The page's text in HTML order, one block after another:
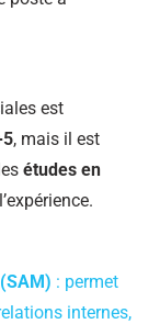
est
, mais il est
études en
: permet
internes,